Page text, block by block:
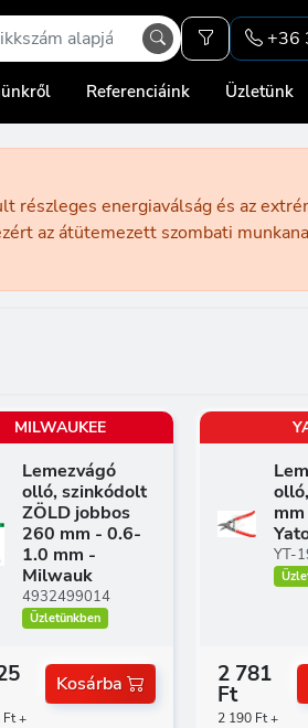
+36
Referenciáink Üzletünk
részleges energiaválság és az
az átütemezett szombati
MILWAUKEE
Lemezvágó
olló, szinkódolt
ZÖLD jobbos
260 mm - 0.6-
1.0 mm -
Milwauk
4932499014
Üzletünkben
Ft +
Kosárba
YT-
2 781
Ft
2 190 Ft +